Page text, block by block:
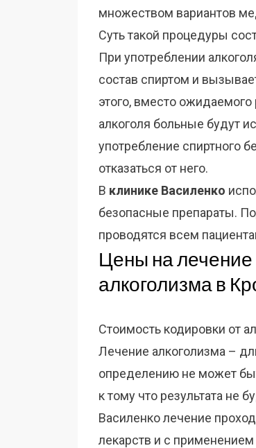
множеством вариантов
Суть такой процедуры
При употреблении
состав спиртом и
этого, вместо
алкоголя больные будут
употребление спиртного
отказаться от него.
В клинике Василенко
безопасные препараты.
проводятся всем
Цены на лечение
алкоголизма в
Стоимость кодировки от
Лечение алкоголизма –
определению не может
к тому что результата не
Василенко лечение
лекарств и с применением